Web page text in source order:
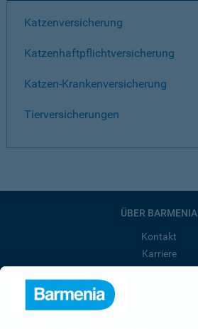
Katzenversicherung
Katzenhaftpflichtversicherung
Katzen-Krankenversicherung
Tierversicherungen
ÜBER BARMENIA
Kontakt
Karriere